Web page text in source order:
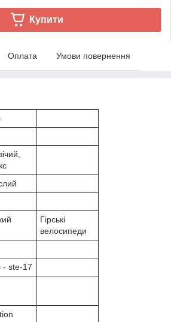
Купити
Оплата Умови повернення
Гірські
велосипеди
- ste-17